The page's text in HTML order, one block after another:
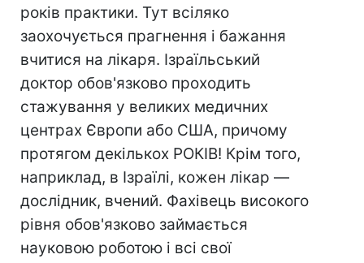
років практики. Тут всіляко
заохочується прагнення і бажання
вчитися на лікаря. Ізраїльський
доктор обов'язково проходить
стажування у великих медичних
центрах Європи або США, причому
протягом декількох РОКІВ! Крім того,
наприклад, в Ізраїлі, кожен лікар —
дослідник, вчений. Фахівець високого
рівня обов'язково займається
науковою роботою і всі свої